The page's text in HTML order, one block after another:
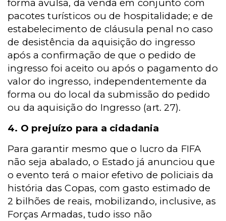
forma avulsa, da venda em conjunto com
pacotes turísticos ou de hospitalidade; e de
estabelecimento de cláusula penal no caso
de desistência da aquisição do ingresso
após a confirmação de que o pedido de
ingresso foi aceito ou após o pagamento do
valor do ingresso, independentemente da
forma ou do local da submissão do pedido
ou da aquisição do Ingresso (art. 27).
4. O prejuízo para a cidadania
Para garantir mesmo que o lucro da FIFA
não seja abalado, o Estado já anunciou que
o evento terá o maior efetivo de policiais da
história das Copas, com gasto estimado de
2 bilhões de reais, mobilizando, inclusive, as
Forças Armadas, tudo isso não